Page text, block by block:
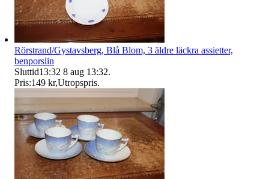
Rörstrand/Gystavsberg, Blå Blom, 3 äldre läckra assietter,
benporslin
Sluttid13:32 8 aug 13:32.
Pris:149 kr,Utropspris.